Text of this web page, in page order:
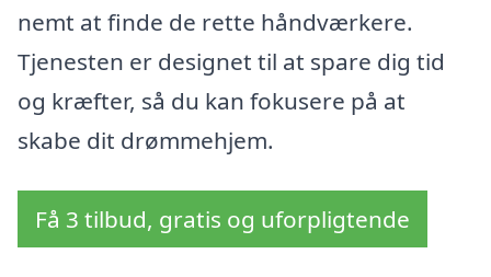
nemt at finde de rette håndværkere.
Tjenesten er designet til at spare dig tid
og kræfter, så du kan fokusere på at
skabe dit drømmehjem.
Få 3 tilbud, gratis og uforpligtende